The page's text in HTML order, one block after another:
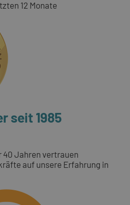
12 Monate
seit 1985
40 Jahren vertrauen
auf unsere Erfahrung in